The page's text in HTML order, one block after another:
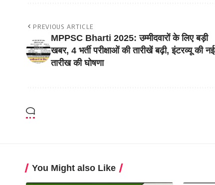
PREVIOUS ARTICLE
MPPSC Bharti 2025: उम्मीदवारों के लिए बड़ी
खबर, 4 भर्ती परीक्षाओं की तारीखें बढ़ी, इंटरव्यू की नई
तारीख की घोषणा
You Might also Like